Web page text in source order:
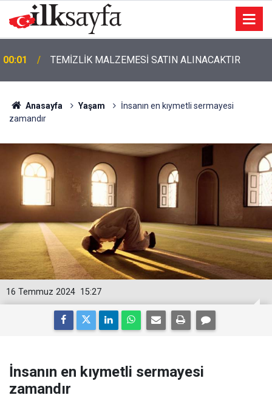
00:01 TEMİZLİK MALZEMESİ SATIN ALINACAKTIR
Anasayfa Yaşam
İnsanın en kıymetli sermayesi
zamandır
15:27
16 Temmuz 2024
İnsanın en kıymetli sermayesi
zamandır